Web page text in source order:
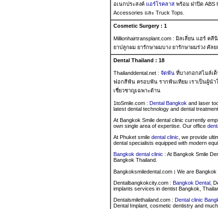
อเนกประสงค์ แอร์โรคลาส พร้อม ฝาปิด ABS
Accessories และ Truck Tops.
Cosmetic Surgery : 1
Millionhairtransplant.com : มิลเลี่ยน แฮร์
ยาปลูกผม ยารักษาผมบาง ยารักษาผมร่วง ศัล
Dental Thailand : 18
Thailanddental.net : จัดฟัน ที่บางกอกสไมล์เ
ฟอกสีฟัน ครอบฟัน รากฟันเทียม เราเป็นผู้น
เชี่ยวชาญเฉพาะด้าน
1toSmile.com : Dental Bangkok and laser
latest dental technology and dental
At Bangkok Smile dental clinic currently
own single area of expertise. Our office
At Phuket smile dental clinic , we provide
dental specialists equipped with modern
Bangkok dental clinic : At Bangkok Smile
Bangkok Thailand.
Bangkoksmiledental.com : We are
Dentalbangkokcity.com : Bangkok Dental ,
implants services in dentist Bangkok,
Dentalsmilethailand.com : Dental clinic
Dental Implant, cosmetic dentistry and